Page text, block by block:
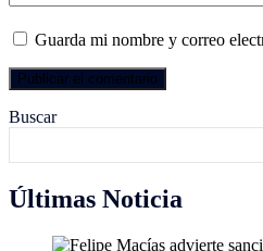
Guarda mi nombre y correo
Buscar
Últimas Noticia